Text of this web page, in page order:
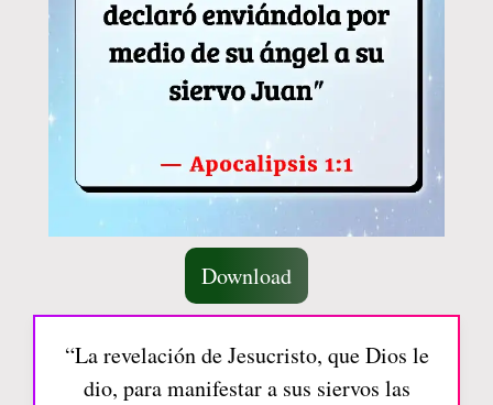
Download
“La revelación de Jesucristo, que Dios le
dio, para manifestar a sus siervos las